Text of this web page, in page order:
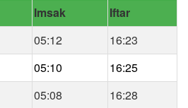
Imsak
Iftar
05:12
16:23
05:10
16:25
05:08
16:28